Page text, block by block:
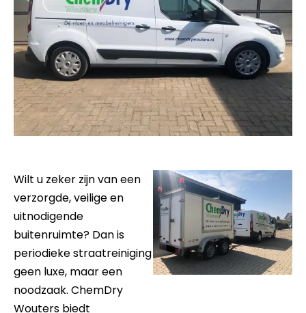
Wilt u zeker zijn van een
verzorgde, veilige en
uitnodigende
buitenruimte? Dan is
periodieke straatreiniging
geen luxe, maar een
noodzaak. ChemDry
Wouters biedt